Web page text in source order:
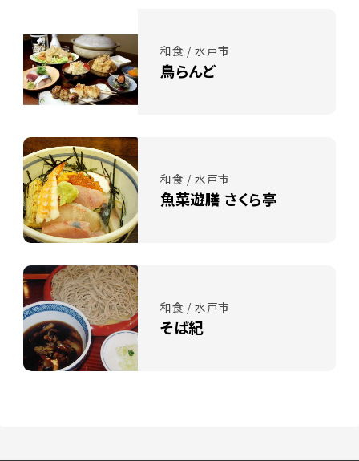
和食 / 水戸市
鳥らんど
和食 / 水戸市
魚菜遊膳 さくら亭
和食 / 水戸市
そば紀